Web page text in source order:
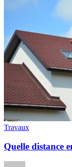
Travaux
Quelle distance